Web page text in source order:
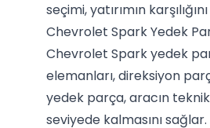
seçimi, yatırımın
Chevrolet Spark Yedek
Chevrolet Spark yedek
elemanları, direksiyon
yedek parça, aracın
seviyede kalmasını